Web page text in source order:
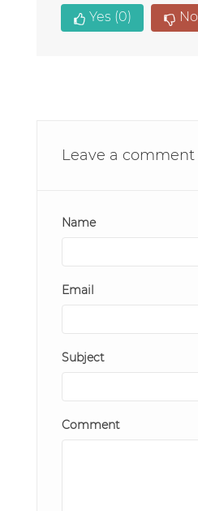
Yes (0) No
Leave a comment
Name
Email
Subject
Comment